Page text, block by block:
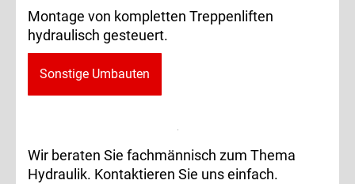
Montage von kompletten Treppenliften
hydraulisch gesteuert.
Sonstige Umbauten
Wir beraten Sie fachmännisch zum Thema
Hydraulik. Kontaktieren Sie uns einfach.